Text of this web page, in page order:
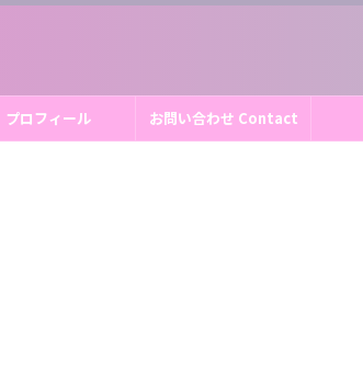
プロフィール お問い合わせ Contact